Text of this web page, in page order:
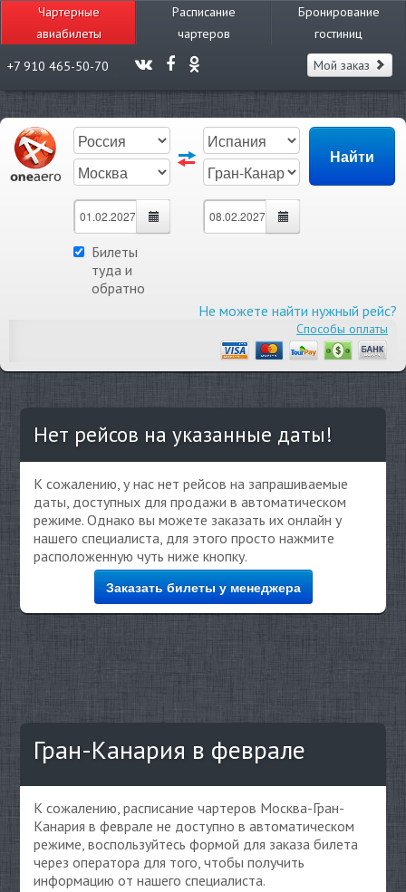
Чартерные
авиабилеты
Расписание
чартеров
Бронирование
гостиниц
+7 910 465-50-70
Мой заказ
Билеты
туда и
обратно
Не можете найти нужный рейс?
Способы оплаты
Нет рейсов на указанные даты!
К сожалению, у нас нет рейсов на запрашиваемые
даты, доступных для продажи в автоматическом
режиме. Однако вы можете заказать их онлайн у
нашего специалиста, для этого просто нажмите
расположенную чуть ниже кнопку.
Заказать билеты у менеджера
Гран-Канария в феврале
К сожалению, расписание чартеров Москва-Гран-
Канария в феврале не доступно в автоматическом
режиме, воспользуйтесь формой для заказа билета
через оператора для того, чтобы получить
информацию от нашего специалиста.